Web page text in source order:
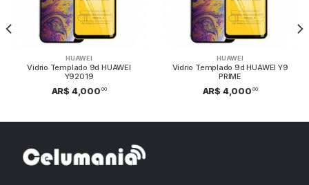
HUAWEI
Vidrio Templado 9d HUAWEI
Y92019
AR$ 4,000 00
HUAWEI
Vidrio Templado 9d HUAWEI Y9
PRIME
AR$ 4,000 00